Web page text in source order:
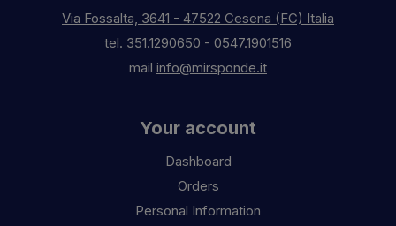
Via Fossalta, 3641 - 47522 Cesena (FC) Italia
tel. 351.1290650 - 0547.1901516
mail info@mirsponde.it
Your account
Dashboard
Orders
Personal Information